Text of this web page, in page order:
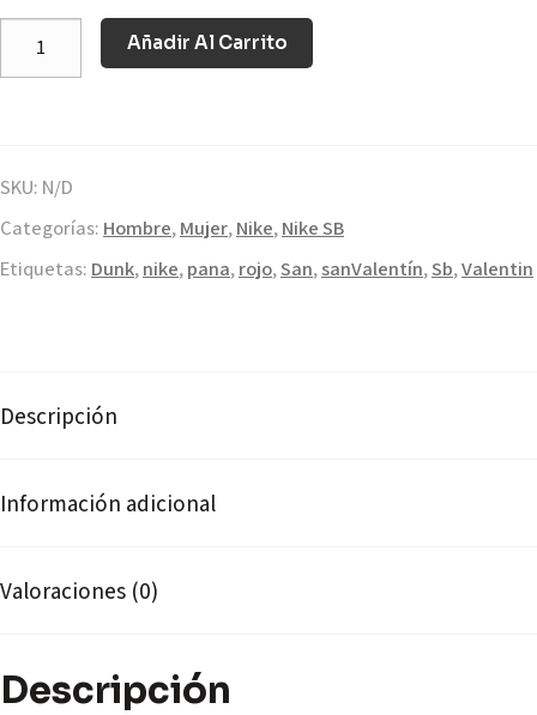
Añadir Al Carrito
SKU: N/D
Categorías: Hombre,Mujer,Nike,Nike SB
Etiquetas: Dunk,nike,pana,rojo,San,sanValentín,Sb,Valentin
Descripción
Información adicional
Valoraciones (0)
Descripción